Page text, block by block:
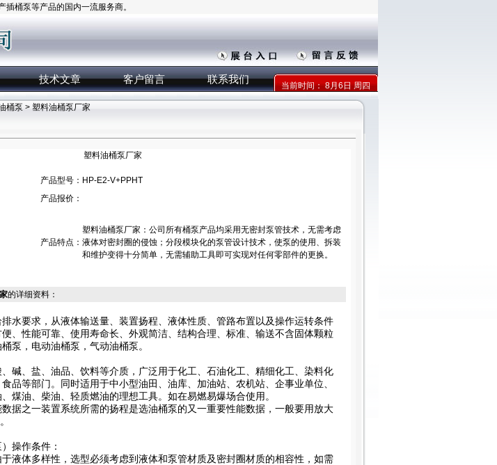
桶泵等产品的国内一流服务商。
技术文章 客户留言 联系我们
当前时间：8月6日 周四
桶泵 > 塑料油桶泵厂家
塑料油桶泵厂家
产品型号： HP-E2-V+PPHT
产品报价：
产品特点：
塑料油桶泵厂家：公司所有桶泵产品均采用无密封泵管技术，无需考虑
液体对密封圈的侵蚀；分段模块化的泵管设计技术，使泵的使用、拆装
和维护变得十分简单，无需辅助工具即可实现对任何零部件的更换。
的详细资料：
水要求，从液体输送量、装置扬程、液体性质、管路布置以及操作运转条件
、性能可靠、使用寿命长、外观简洁、结构合理、标准、输送不含固体颗粒
泵 ， 电动油桶泵 ， 气动油桶泵。
碱、盐、油品、饮料等介质，广泛用于化工、石油化工、精细化工、染料化
品等部门。同时适用于中小型油田、油库、加油站、农机站、企事业单位、
煤油、柴油、轻质燃油的理想工具。如在易燃易爆场合使用。
据之一装置系统所需的扬程是选油桶泵的又一重要性能数据，一般要用放大
操作条件：
液体多样性，选型必须考虑到液体和泵管材质及密封圈材质的相容性，如需